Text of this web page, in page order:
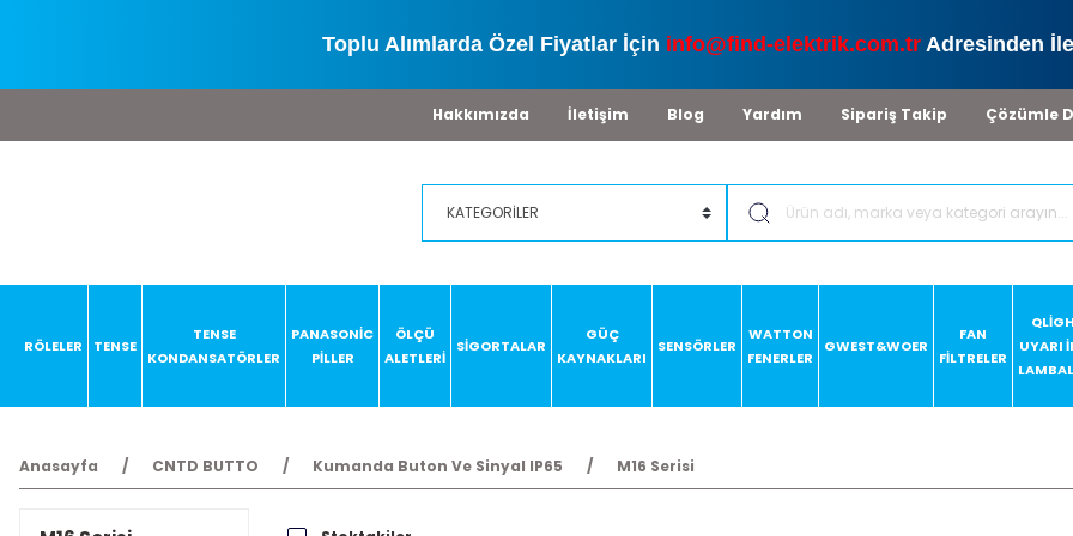
Toplu Alımlarda Özel Fiyatlar İçin info@find-elektrik.com.trAdresinden
Hakkımızda İletişim Blog Yardım Sipariş Takip Çözümle
RÖLELER TENSE
TENSE
KONDANSATÖRLER
PANASONİC
PİLLER
ÖLÇÜ
ALETLERİ
SİGORTALAR
GÜÇ
KAYNAKLARI
SENSÖRLER
WATTON
FENERLER
GWEST&WOER
FAN
FİLTRELER
UYARI
Anasayfa CNTD BUTTO Kumanda Buton Ve Sinyal IP65 M16 Serisi